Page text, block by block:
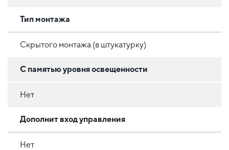
Тип монтажа
Скрытого монтажа (в штукатурку)
С памятью уровня освещенности
Нет
Дополнит вход управления
Нет